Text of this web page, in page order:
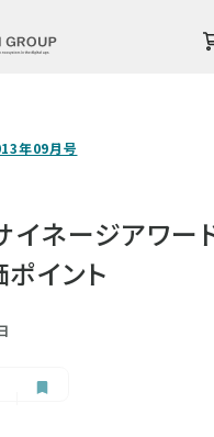
年09月号
イネージアワー
イント